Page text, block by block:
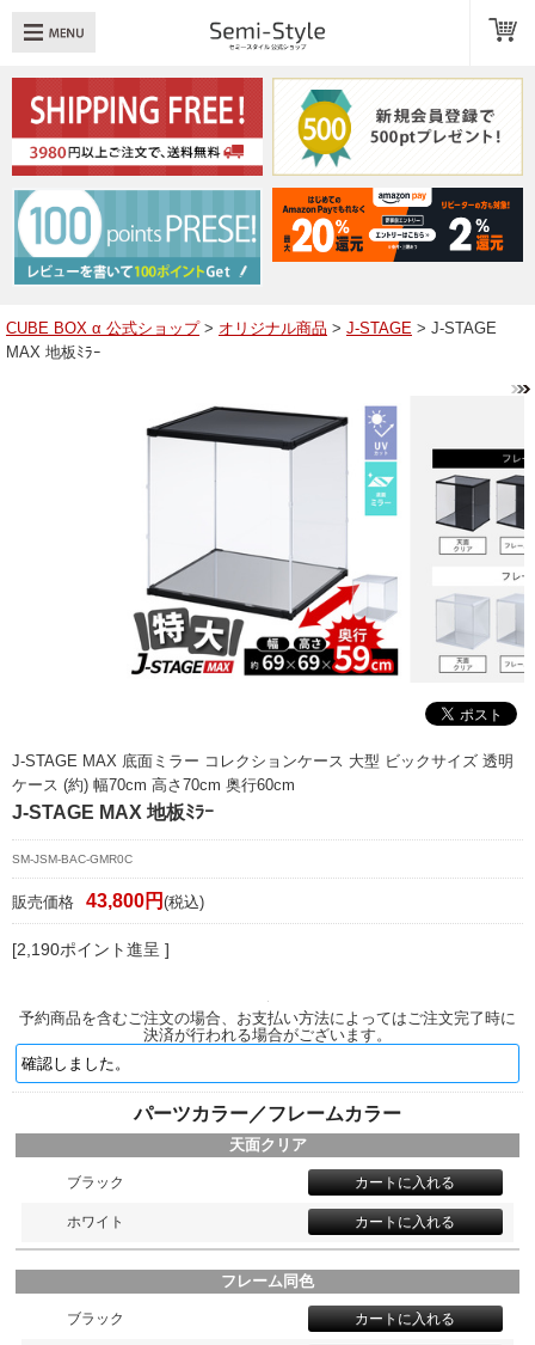
：透明扉 引き出し LED
へ戻る
品一覧
ューブボックスαレイアウト例
定商取引法に基づく表記
CUBE BOX α 公式ショップ> オリジナル商品 > J-STAGE > J-STAGE
MAX 地板ﾐﾗｰ
J-STAGE MAX 底面ミラー コレクションケース 大型 ビックサイズ 透明
ケース (約) 幅70cm 高さ70cm 奥行60cm
J-STAGE MAX 地板ﾐﾗｰ
SM-JSM-BAC-GMR0C
販売価格 43,800円 (税込)
[2,190ポイント進呈 ]
予約商品を含むご注文の場合、お支払い方法によってはご注文完了時に
決済が行われる場合がございます。
パーツカラー／フレームカラー
天面クリア
ブラック
ホワイト
フレーム同色
ブラック